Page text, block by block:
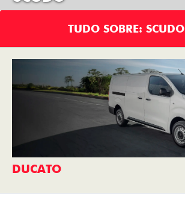
TUDO SOBRE: SCUDO
DUCATO